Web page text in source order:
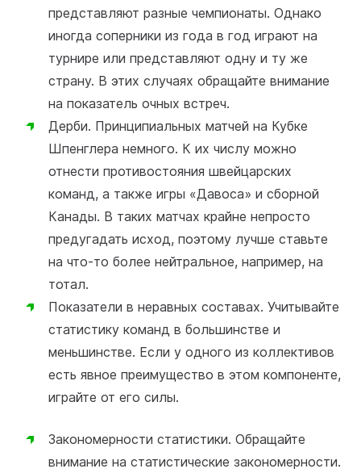
представляют разные чемпионаты. Однако
иногда соперники из года в год играют на
турнире или представляют одну и ту же
страну. В этих случаях обращайте внимание
на показатель очных встреч.
Дерби. Принципиальных матчей на Кубке
Шпенглера немного. К их числу можно
отнести противостояния швейцарских
команд, а также игры «Давоса» и сборной
Канады. В таких матчах крайне непросто
предугадать исход, поэтому лучше ставьте
на что-то более нейтральное, например, на
тотал.
Показатели в неравных составах. Учитывайте
статистику команд в большинстве и
меньшинстве. Если у одного из коллективов
есть явное преимущество в этом компоненте,
играйте от его силы.
Закономерности статистики. Обращайте
внимание на статистические закономерности.